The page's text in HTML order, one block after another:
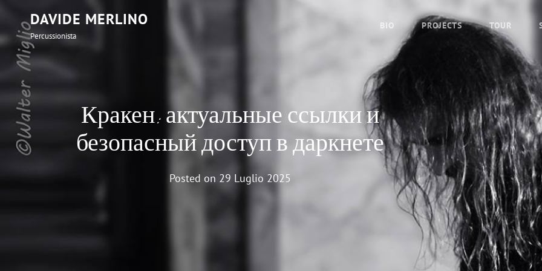
DAVIDE MERLINO
Percussionista
BIO PROJECTS TOUR
Кракен: актуальные ссылки и
безопасный доступ в даркнете
Posted on 29 Luglio 2025